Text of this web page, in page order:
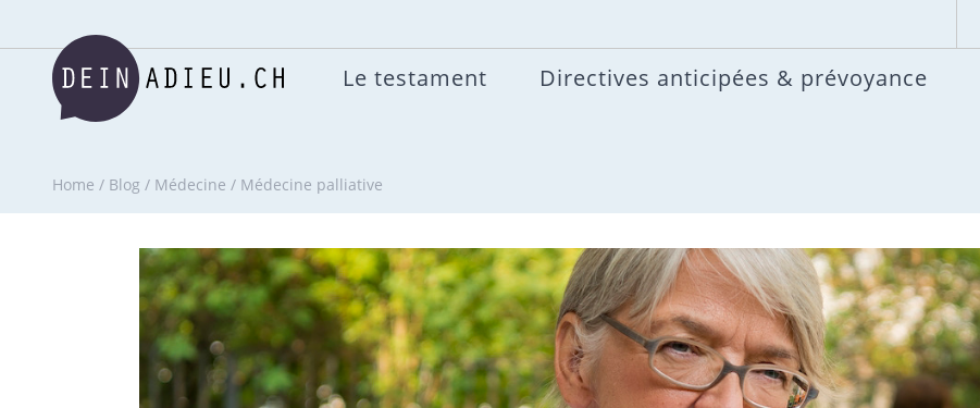
Le testament Directives anticipées & prévoyance
Home / Blog / Médecine / Médecine palliative